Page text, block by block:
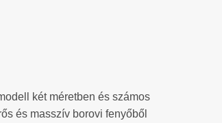
két méretben és számos
és masszív borovi fenyőből